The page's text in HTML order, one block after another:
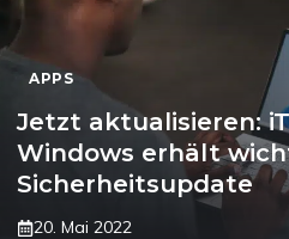
APPS
Jetzt aktualisieren:
Windows erhält
Sicherheitsupdate
20. Mai 2022